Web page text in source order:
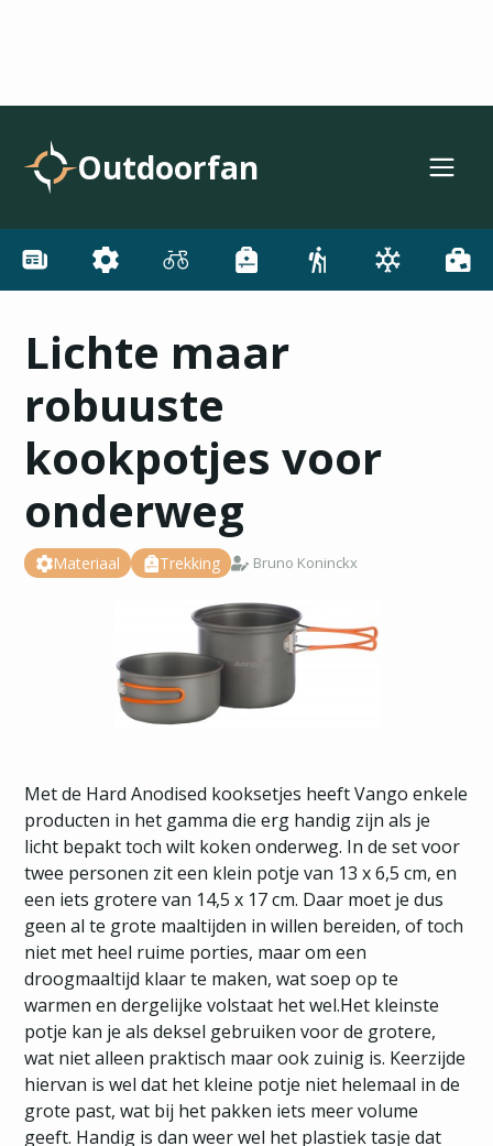
Outdoorfan
Lichte maar
robuuste
kookpotjes voor
onderweg
Materiaal Trekking Bruno Koninckx
Met de Hard Anodised kooksetjes heeft Vango enkele
producten in het gamma die erg handig zijn als je
licht bepakt toch wilt koken onderweg. In de set voor
twee personen zit een klein potje van 13 x 6,5 cm, en
een iets grotere van 14,5 x 17 cm. Daar moet je dus
geen al te grote maaltijden in willen bereiden, of toch
niet met heel ruime porties, maar om een
droogmaaltijd klaar te maken, wat soep op te
warmen en dergelijke volstaat het wel.Het kleinste
potje kan je als deksel gebruiken voor de grotere,
wat niet alleen praktisch maar ook zuinig is. Keerzijde
hiervan is wel dat het kleine potje niet helemaal in de
grote past, wat bij het pakken iets meer volume
geeft. Handig is dan weer wel het plastiek tasje dat